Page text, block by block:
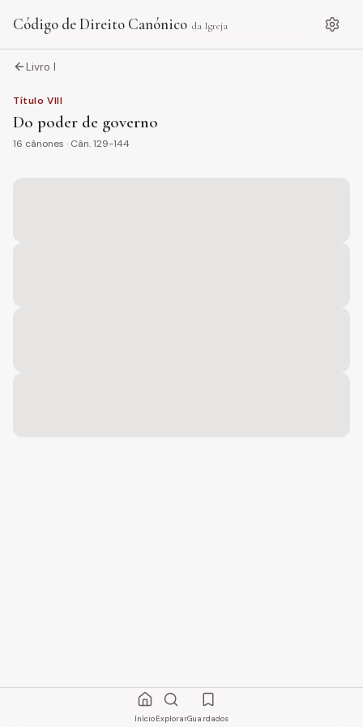
Código de Direito Canónico da Igreja
InícioExplorarGuardados
Livro I
TítuloVIII
Do poder de governo
16 cânones · Cân.129-144